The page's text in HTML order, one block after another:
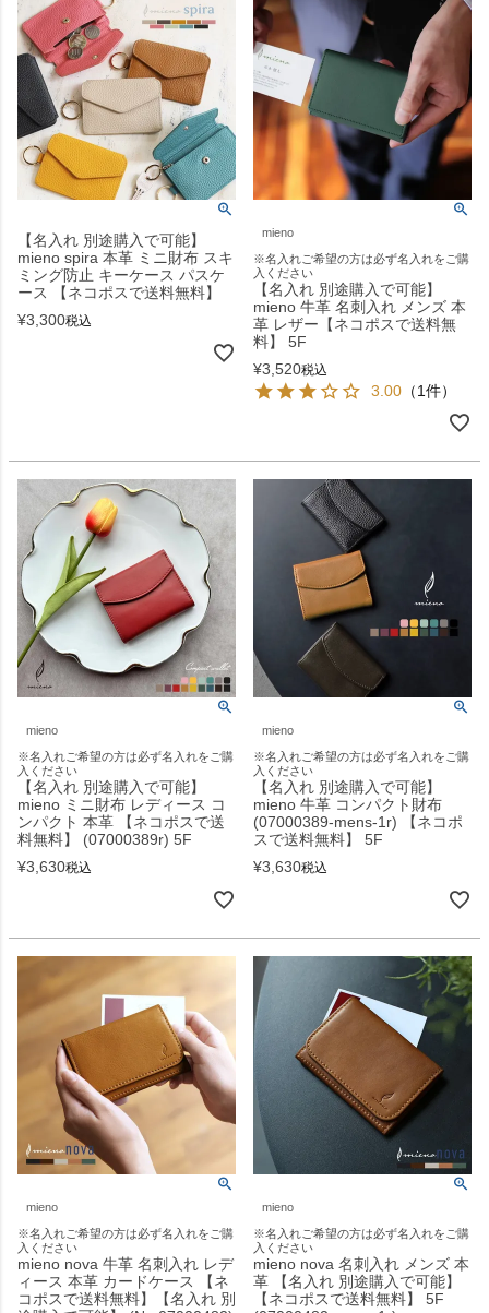
【名入れ 別途購入で可能】
mieno spira 本革 ミニ財布 スキ
ミング防止 キーケース パスケ
ース 【ネコポスで送料無料】
¥3,300税込
mieno
※名入れご希望の方は必ず名入れをご購
入ください
【名入れ 別途購入で可能】
mieno 牛革 名刺入れ メンズ 本
革 レザー【ネコポスで送料無
料】 5F
¥3,520税込
3.00 （1件）
mieno
※名入れご希望の方は必ず名入れをご購
入ください
【名入れ 別途購入で可能】
mieno ミニ財布 レディース コ
ンパクト 本革 【ネコポスで送
料無料】 (07000389r) 5F
¥3,630税込
mieno
※名入れご希望の方は必ず名入れをご購
入ください
【名入れ 別途購入で可能】
mieno 牛革 コンパクト財布
(07000389-mens-1r) 【ネコポ
スで送料無料】 5F
¥3,630税込
mieno
※名入れご希望の方は必ず名入れをご購
入ください
mieno nova 牛革 名刺入れ レデ
ィース 本革 カードケース 【ネ
コポスで送料無料】【名入れ 別
mieno
※名入れご希望の方は必ず名入れをご購
入ください
mieno nova 名刺入れ メンズ 本
革 【名入れ 別途購入で可能】
【ネコポスで送料無料】 5F